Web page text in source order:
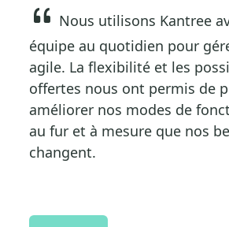
Nous utilisons Kantree
équipe au quotidien pour
agile. La flexibilité et les
offertes nous ont permis de
améliorer nos modes de
au fur et à mesure que nos
changent.